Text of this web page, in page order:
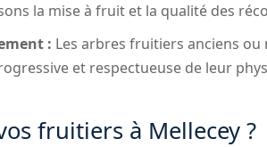
la mise à fruit et la qualité des
: Les arbres fruitiers anciens
et respectueuse de leur
fruitiers à Mellecey ?